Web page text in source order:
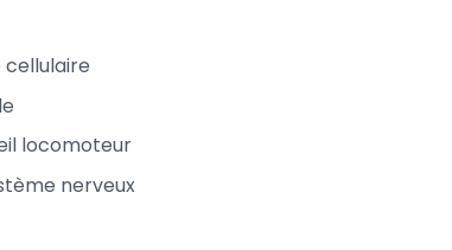
cellulaire
locomoteur
nerveux